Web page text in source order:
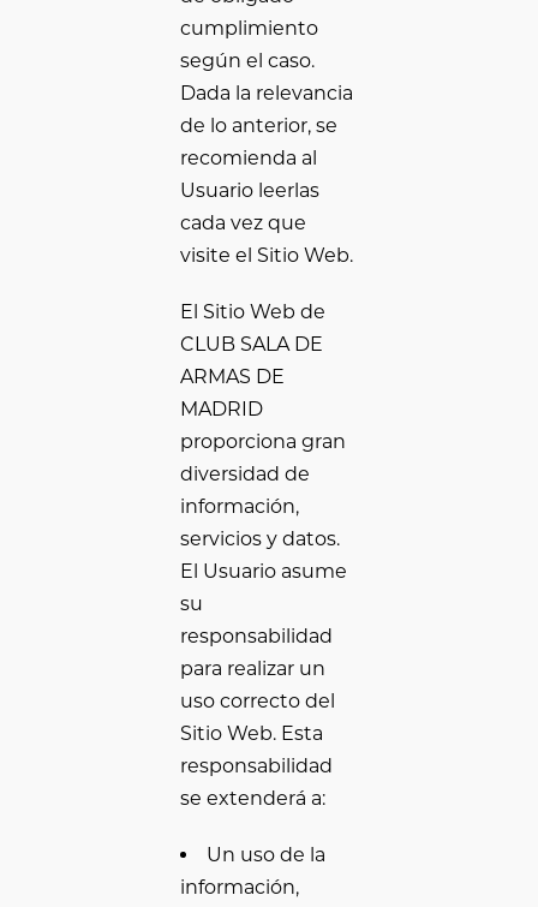
cumplimiento
según el caso.
Dada la relevancia
de lo anterior, se
recomienda al
Usuario leerlas
cada vez que
visite el Sitio Web.
El Sitio Web de
CLUB SALA DE
ARMAS DE
MADRID
proporciona gran
diversidad de
información,
servicios y datos.
El Usuario asume
su
responsabilidad
para realizar un
uso correcto del
Sitio Web. Esta
responsabilidad
se extenderá a:
Un uso de la
información,